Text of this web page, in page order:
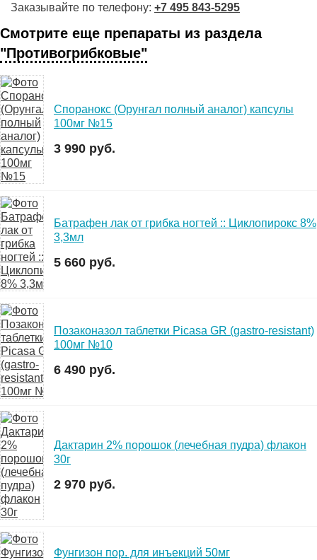
Заказывайте по телефону: +7 495 843-5295
Смотрите еще препараты из раздела
"Противогрибковые"
Споранокс (Орунгал полный аналог) капсулы
100мг №15
3 990 руб.
Батрафен лак от грибка ногтей :: Циклопирокс 8%
3,3мл
5 660 руб.
Позаконазол таблетки Picasa GR (gastro-resistant)
100мг №10
6 490 руб.
Дактарин 2% порошок (лечебная пудра) флакон
30г
2 970 руб.
Фунгизон пор. для инъекций 50мг